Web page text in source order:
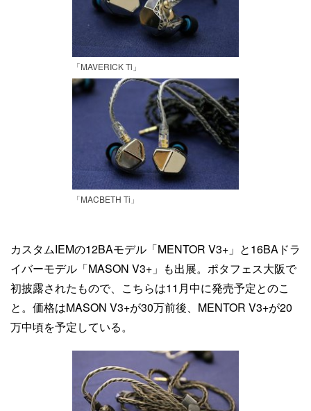
「MAVERICK Ti」
「MACBETH Ti」
カスタムIEMの12BAモデル「MENTOR V3+」と16BAドラ
イバーモデル「MASON V3+」も出展。ポタフェス大阪で
初披露されたもので、こちらは11月中に発売予定とのこ
と。価格はMASON V3+が30万前後、MENTOR V3+が20
万中頃を予定している。